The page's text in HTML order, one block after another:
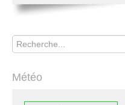
Rechercher
Météo